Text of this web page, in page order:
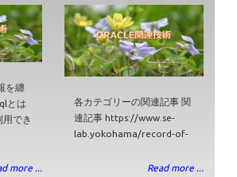
を纏
とは
用でき
more ...
各カテゴリーの関連記事 関
連記事 https://www.se-
lab.yokohama/record-of-
Read more ...